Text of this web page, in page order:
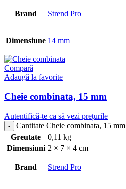
Brand Strend Pro
Dimensiune 14 mm
Compară
Adaugă la favorite
Cheie combinata, 15 mm
Autentifică-te ca să vezi prețurile
Cantitate Cheie combinata, 15 mm
Greutate
0,11 kg
Dimensiuni 2 × 7 × 4 cm
Brand Strend Pro